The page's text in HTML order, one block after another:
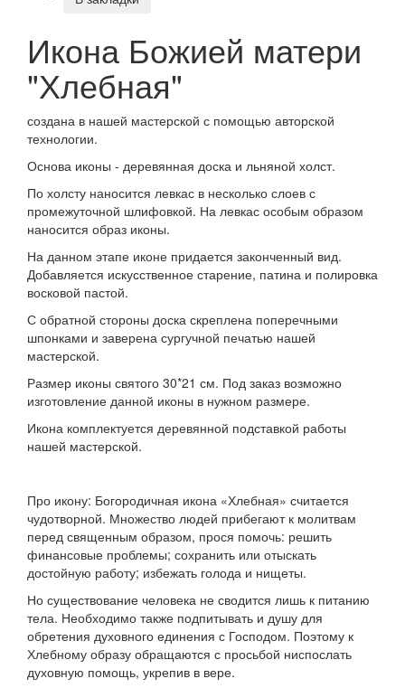
Икона Божией матери
"Хлебная"
создана в нашей мастерской с помощью авторской
технологии.
Основа иконы - деревянная доска и льняной холст.
По холсту наносится левкас в несколько слоев с
промежуточной шлифовкой. На левкас особым образом
наносится образ иконы.
На данном этапе иконе придается законченный вид.
Добавляется искусственное старение, патина и полировка
восковой пастой.
С обратной стороны доска скреплена поперечными
шпонками и заверена сургучной печатью нашей
мастерской.
Размер иконы святого 30*21 см. Под заказ возможно
изготовление данной иконы в нужном размере.
Икона комплектуется деревянной подставкой работы
нашей мастерской.
Про икону: Богородичная икона «Хлебная» считается
чудотворной. Множество людей прибегают к молитвам
перед священным образом, прося помочь: решить
финансовые проблемы; сохранить или отыскать
достойную работу; избежать голода и нищеты.
Но существование человека не сводится лишь к питанию
тела. Необходимо также подпитывать и душу для
обретения духовного единения с Господом. Поэтому к
Хлебному образу обращаются с просьбой ниспослать
духовную помощь, укрепив в вере.